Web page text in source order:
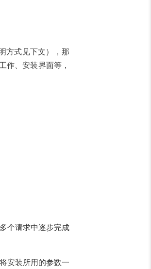
方式见下文），那
作、安装界面等，
个请求中逐步完成
安装所用的参数一